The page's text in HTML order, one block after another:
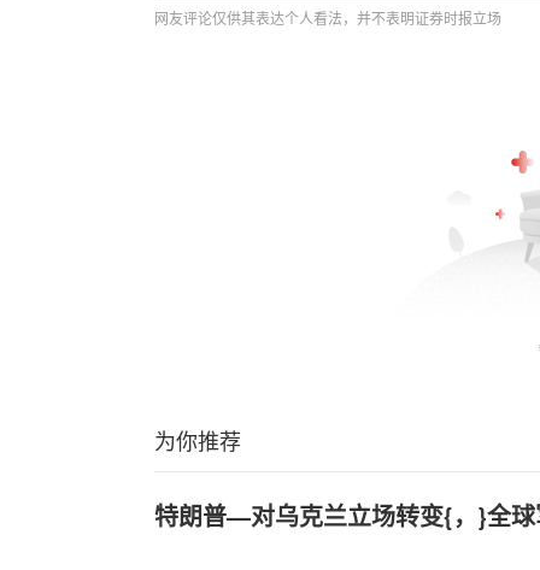
网友评论仅供其表达个人看法，并不表明证券时报立场
为你推荐
特朗普—对乌克兰立场转变{，}全